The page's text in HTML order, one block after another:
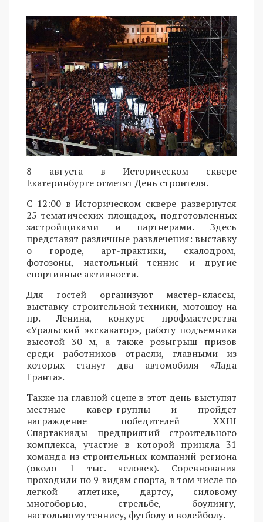
8 августа в Историческом сквере
Екатеринбурге отметят День строителя.
С 12:00 в Историческом сквере развернутся
25 тематических площадок, подготовленных
застройщиками и партнерами. Здесь
представят различные развлечения: выставку
о городе, арт-практики, скалодром,
фотозоны, настольный теннис и другие
спортивные активности.
Для гостей организуют мастер-классы,
выставку строительной техники, мотошоу на
пр. Ленина, конкурс профмастерства
«Уральский экскаватор», работу подъемника
высотой 30 м, а также розыгрыш призов
среди работников отрасли, главными из
которых станут два автомобиля «Лада
Гранта».
Также на главной сцене в этот день выступят
местные кавер-группы и пройдет
награждение победителей XXIII
Спартакиады предприятий строительного
комплекса, участие в которой приняла 31
команда из строительных компаний региона
(около 1 тыс. человек). Соревнования
проходили по 9 видам спорта, в том числе по
легкой атлетике, дартсу, силовому
многоборью, стрельбе, боулингу,
настольному теннису, футболу и волейболу.